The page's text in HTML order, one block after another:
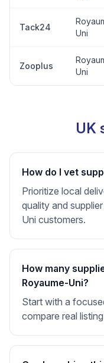
Tack24
Uni
Zooplus
Uni
UK
How do I vet
Prioritize local
quality and
Uni customers.
How many
Royaume-Uni?
Start with a
compare real